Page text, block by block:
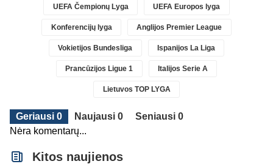
UEFA Čempionų Lyga UEFA Europos lyga
Konferencijų lyga Anglijos Premier League
Vokietijos Bundesliga Ispanijos La Liga
Prancūzijos Ligue 1 Italijos Serie A
Lietuvos TOP LYGA
Geriausi 0 Naujausi 0
Seniausi 0
Nėra komentarų...
Kitos naujienos